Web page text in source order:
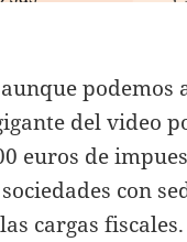
podemos
del video
euros de
con
cargas fiscales.